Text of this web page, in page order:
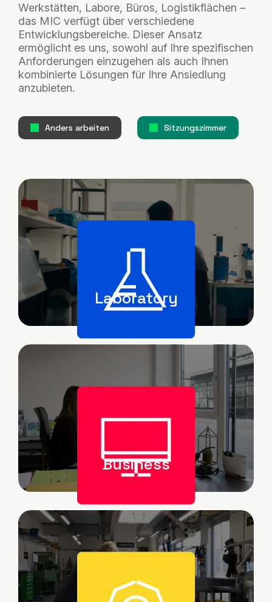
Werkstätten, Labore, Büros, Logistikflächen –
das MIC verfügt über verschiedene
Entwicklungsbereiche. Dieser Ansatz
ermöglicht es uns, sowohl auf Ihre spezifischen
Anforderungen einzugehen als auch Ihnen
kombinierte Lösungen für Ihre Ansiedlung
anzubieten.
Anders arbeiten Sitzungszimmer
Image
Laboratory
Image
Business
Image